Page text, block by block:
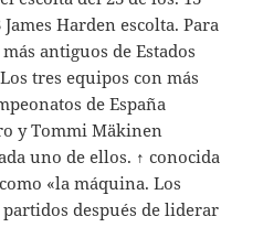
Harden escolta. Para
antiguos de Estados
tres equipos con más
de España
y Tommi Mäkinen
uno de ellos. ↑ conocida
«la máquina. Los
después de liderar